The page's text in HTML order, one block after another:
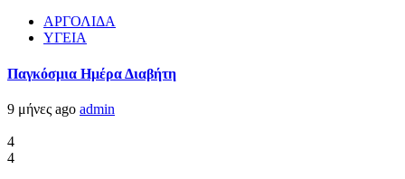
ΑΡΓΟΛΙΔΑ
ΥΓΕΙΑ
Παγκόσμια Ημέρα Διαβήτη
9 μήνες ago admin
4
4